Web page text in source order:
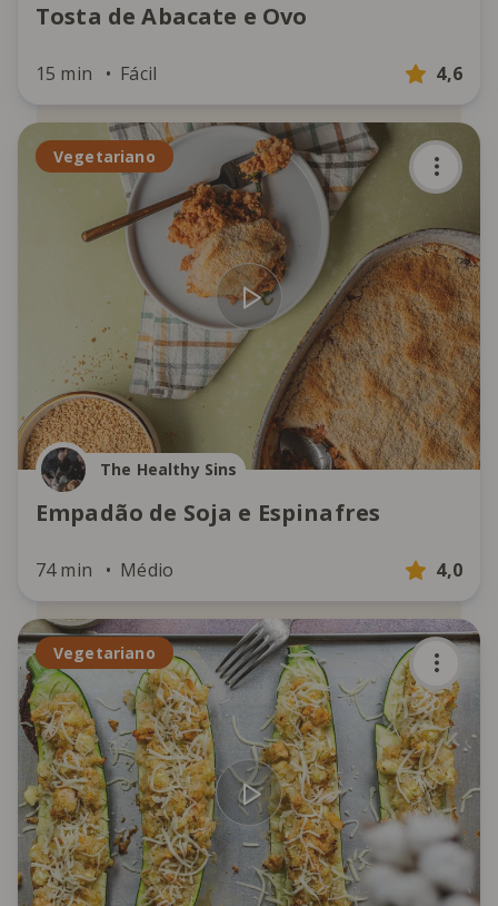
Tosta de Abacate e Ovo
15 min Fácil 4,6
Vegetariano
The Healthy Sins
Empadão de Soja e Espinafres
74 min Médio 4,0
Vegetariano